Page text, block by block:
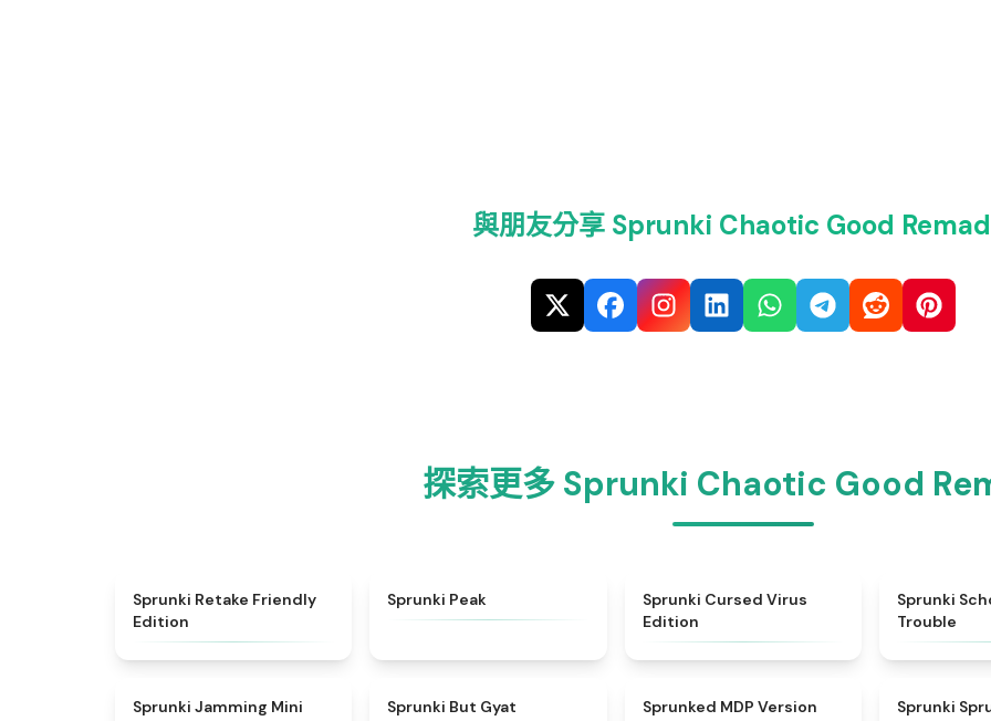
與朋友分享 Sprunki Chaotic Good
探索更多 Sprunki Chaotic Good
★
Sprunki Retake Friendly
Edition
Sprunki Peak
Sprunki Cursed Virus
Edition
Sprunki
Trouble
★
Sprunki Jamming Mini
Sprunki But Gyat Sprunked MDP Version Sprunki